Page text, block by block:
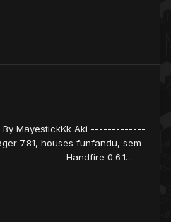
By MayestickKk Aki -------------
houses funfandu, sem
Handfire 0.6.1...